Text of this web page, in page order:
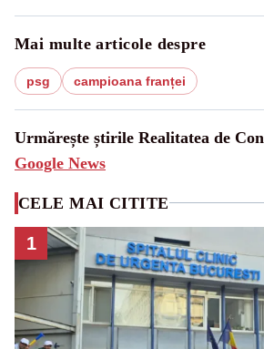
Mai multe articole despre
psg campioana franței
Urmărește știrile Realitatea de
Google News
CELE MAI CITITE
1